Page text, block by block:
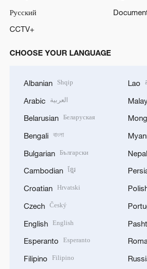
Русский
CCTV+
CHOOSE YOUR LANGUAGE
Albanian Shqip
Arabic العربية
Belarusian Беларуская
Bengali বাংলা
Bulgarian Български
Cambodian ខ្មែរ
Croatian Hrvatski
Czech Český
English English
Esperanto Esperanto
Filipino Filipino
Lao